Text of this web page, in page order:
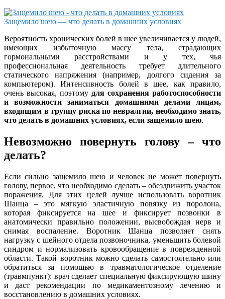
Защемило шею — что делать в домашних условиях
Вероятность хронических болей в шее увеличивается у людей,
имеющих избыточную массу тела, страдающих
гормональными расстройствами и у тех, чья
профессиональная деятельность требует длительного
статического напряжения (например, долгого сидения за
компьютером). Интенсивность болей в шее, как правило,
очень высокая, поэтому для сохранения работоспособности
и возможности заниматься домашними делами лицам,
входящим в группу риска по невралгии, необходимо знать,
что делать в домашних условиях, если защемило шею.
Невозможно повернуть голову – что
делать?
Если сильно защемило шею и человек не может повернуть
голову, первое, что необходимо сделать – обездвижить участок
поражения. Для этих целей лучше использовать воротник
Шанца – это мягкую эластичную повязку из поролона,
которая фиксируется на шее и фиксирует позвонки в
анатомически правильно положении, высвобождая нерв и
снимая воспаление. Воротник Шанца позволяет снять
нагрузку с шейного отдела позвоночника, уменьшить болевой
синдром и нормализовать кровообращение в поврежденной
области. Такой воротник можно сделать самостоятельно или
обратиться за помощью в травматологическое отделение
(травмпункт): врач сделает специальную фиксирующую шину
и даст рекомендации по медикаментозному лечению и
восстановлению в домашних условиях.